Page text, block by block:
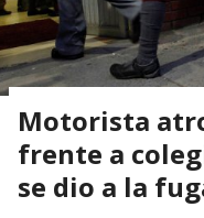
Motorista
frente a
se dio a la